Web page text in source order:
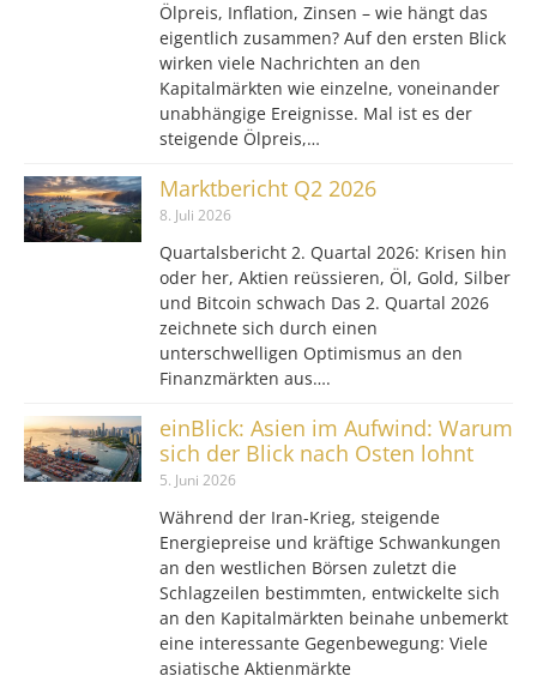
Ölpreis, Inflation, Zinsen – wie hängt das
eigentlich zusammen? Auf den ersten Blick
wirken viele Nachrichten an den
Kapitalmärkten wie einzelne, voneinander
unabhängige Ereignisse. Mal ist es der
steigende Ölpreis,…
Marktbericht Q2 2026
8. Juli 2026
Quartalsbericht 2. Quartal 2026: Krisen hin
oder her, Aktien reüssieren, Öl, Gold, Silber
und Bitcoin schwach Das 2. Quartal 2026
zeichnete sich durch einen
unterschwelligen Optimismus an den
Finanzmärkten aus….
einBlick: Asien im Aufwind: Warum
sich der Blick nach Osten lohnt
5. Juni 2026
Während der Iran-Krieg, steigende
Energiepreise und kräftige Schwankungen
an den westlichen Börsen zuletzt die
Schlagzeilen bestimmten, entwickelte sich
an den Kapitalmärkten beinahe unbemerkt
eine interessante Gegenbewegung: Viele
asiatische Aktienmärkte